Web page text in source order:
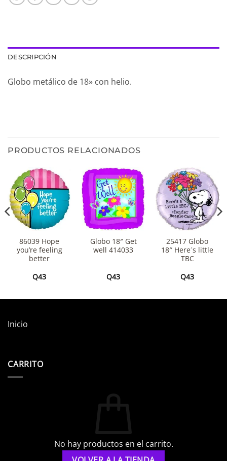
DESCRIPCIÓN
Globo metálico de 18» con helio.
PRODUCTOS RELACIONADOS
86039 Hope
you’re feeling
better
Q43
Globo 18″ Get
well 414033
Q43
25417 Globo
18″ Here´s little
TBC
Q43
Inicio
CARRITO
No hay productos en el carrito.